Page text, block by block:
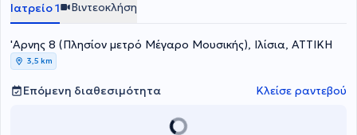
Ιατρείο 1 Βιντεοκλήση
'Αρνης 8 (Πλησίον μετρό Μέγαρο Μουσικής), Ιλίσια, ΑΤΤΙΚΗ
3,5 km
Επόμενη διαθεσιμότητα Κλείσε ραντεβού